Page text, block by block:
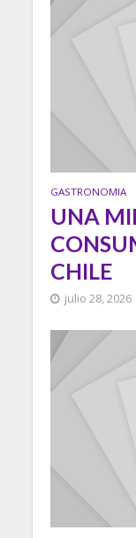
GASTRONOMIA
UNA
CHILE
julio 28, 2026